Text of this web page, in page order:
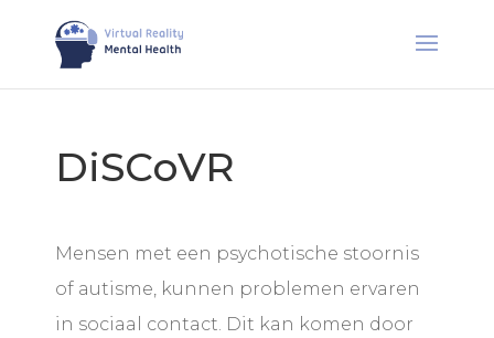
DiSCoVR
Mensen met een psychotische stoornis
of autisme, kunnen problemen ervaren
in sociaal contact. Dit kan komen door